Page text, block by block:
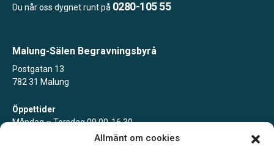
Allmänt om cookies
Du når oss dygnet runt på 0280-105 55
Malung-Sälen Begravningsbyrå
Postgatan 13
782 31 Malung
Öppettider
Måndag – Torsdag 09.00-16.30